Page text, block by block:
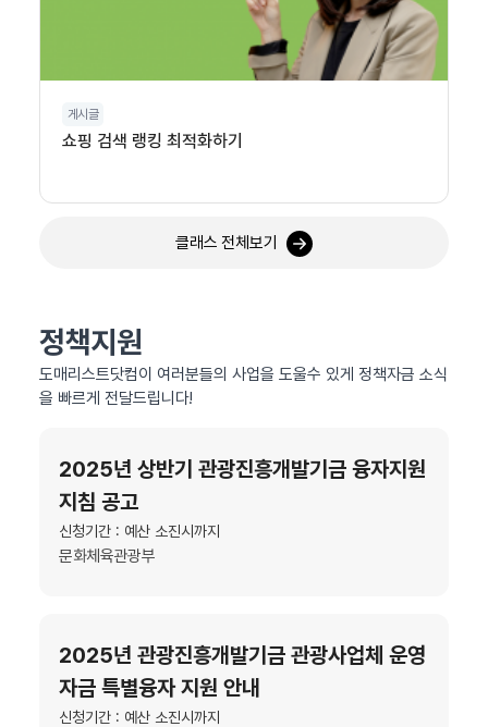
게시글
쇼핑 검색 랭킹 최적화하기
클래스 전체보기
정책지원
도매리스트닷컴이 여러분들의 사업을 도울수 있게 정책자금 소식
을 빠르게 전달드립니다!
2025년 상반기 관광진흥개발기금 융자지원
지침 공고
신청기간 : 예산 소진시까지
문화체육관광부
2025년 관광진흥개발기금 관광사업체 운영
자금 특별융자 지원 안내
신청기간 : 예산 소진시까지